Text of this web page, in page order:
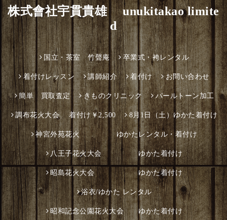
株式會社宇貫貴雄 unukitakao limite
d
国立・茶室 竹聲庵 卒業式・袴レンタル
着付けレッスン 講師紹介 着付け お問い合わせ
簡単 買取査定 きものクリニック パールトーン加工
調布花火大会 着付け￥2,500 8月1日（土）ゆかた着付け
神宮外苑花火 ゆかたレンタル・着付け
八王子花火大会 ゆかた着付け
昭島花火大会 ゆかた着付け
浴衣/ゆかた レンタル
昭和記念公園花火大会 ゆかた着付け